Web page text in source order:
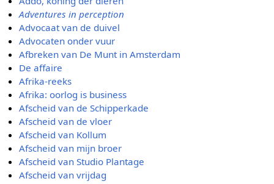
Adventures in perception
Advocaat van de duivel
Advocaten onder vuur
Afbreken van De Munt in Amsterdam
De affaire
Afrika-reeks
Afrika: oorlog is business
Afscheid van de Schipperkade
Afscheid van de vloer
Afscheid van Kollum
Afscheid van mijn broer
Afscheid van Studio Plantage
Afscheid van vrijdag